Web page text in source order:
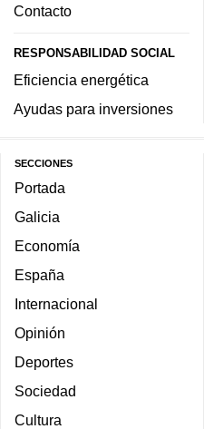
Contacto
RESPONSABILIDAD SOCIAL
Eficiencia energética
Ayudas para inversiones
SECCIONES
Portada
Galicia
Economía
España
Internacional
Opinión
Deportes
Sociedad
Cultura